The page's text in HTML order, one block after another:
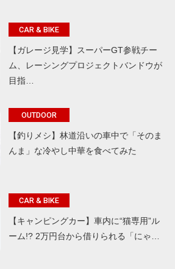
CAR & BIKE
【ガレージ見学】スーパーGT参戦チー
ム、レーシングプロジェクトバンドウが
目指…
OUTDOOR
【釣りメシ】林道沿いの車中で「そのま
んま」な冷やし中華を食べてみた
CAR & BIKE
【キャンピングカー】車内に“猫専用”ル
ーム!? 2万円台から借りられる「にゃ…